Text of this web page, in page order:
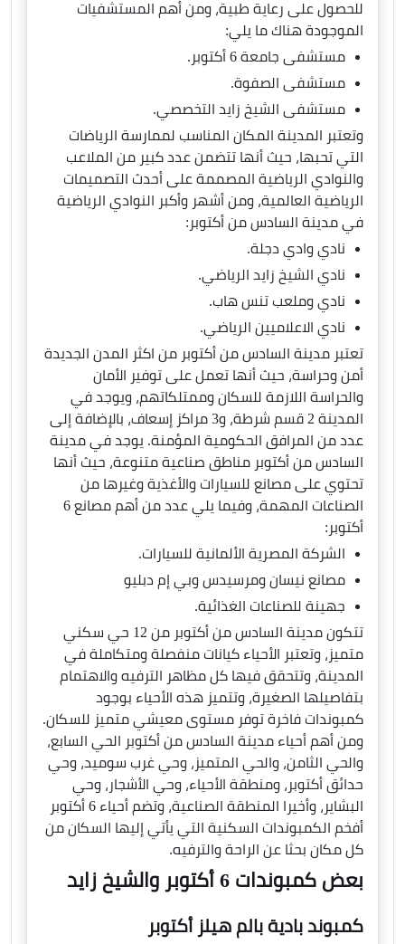
للحصول على رعاية طبية، ومن أهم المستشفيات
الموجودة هناك ما يلي:
مستشفى جامعة 6 أكتوبر.
مستشفى الصفوة.
مستشفى الشيخ زايد التخصصي.
وتعتبر المدينة المكان المناسب لممارسة الرياضات
التي تحبها، حيث أنها تتضمن عدد كبير من الملاعب
والنوادي الرياضية المصممة على أحدث التصميمات
الرياضية العالمية، ومن أشهر وأكبر النوادي الرياضية
في مدينة السادس من أكتوبر:
نادي وادي دجلة.
نادي الشيخ زايد الرياضي.
نادي وملعب تنس هاب.
نادي الاعلاميين الرياضي.
تعتبر مدينة السادس من أكتوبر من اكثر المدن الجديدة
أمن وحراسة، حيث أنها تعمل على توفير الأمان
والحراسة اللازمة للسكان وممتلكاتهم، ويوجد في
المدينة 2 قسم شرطة، و3 مراكز إسعاف، بالإضافة إلى
عدد من المرافق الحكومية المؤمنة. يوجد في مدينة
السادس من أكتوبر مناطق صناعية متنوعة، حيث أنها
تحتوي على مصانع للسيارات والأغذية وغيرها من
الصناعات المهمة، وفيما يلي عدد من أهم مصانع 6
أكتوبر:
الشركة المصرية الألمانية للسيارات.
مصانع نيسان ومرسيدس وبي إم دبليو
جهينة للصناعات الغذائية.
تتكون مدينة السادس من أكتوبر من 12 حي سكني
متميز، وتعتبر الأحياء كيانات منفصلة ومتكاملة في
المدينة، وتتحقق فيها كل مظاهر الترفيه والاهتمام
بتفاصيلها الصغيرة، وتتميز هذه الأحياء بوجود
كمبوندات فاخرة توفر مستوى معيشي متميز للسكان.
ومن أهم أحياء مدينة السادس من أكتوبر الحي السابع،
والحي الثامن، والحي المتميز، وحي غرب سوميد، وحي
حدائق أكتوبر، ومنطقة الأحياء، وحي الأشجار، وحي
البشاير، وأخيرا المنطقة الصناعية، وتضم أحياء 6 أكتوبر
أفخم الكمبوندات السكنية التي يأتي إليها السكان من
كل مكان بحثا عن الراحة والترفيه.
بعض كمبوندات 6 أكتوبر والشيخ زايد
كمبوند بادية بالم هيلز أكتوبر